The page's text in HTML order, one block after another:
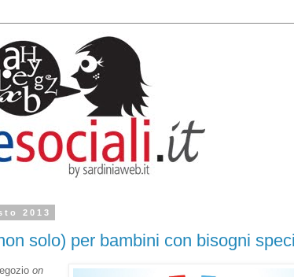
2013
solo) per bambini con bisogni
on